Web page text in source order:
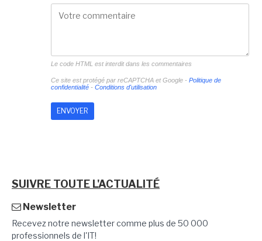
Le code HTML est interdit dans les commentaires
Ce site est protégé par reCAPTCHA et Google - Politique de
confidentialité- Conditions d'utilisation
SUIVRE TOUTE L'ACTUALITÉ
Newsletter
Recevez notre newsletter comme plus de 50 000
professionnels de l'IT!